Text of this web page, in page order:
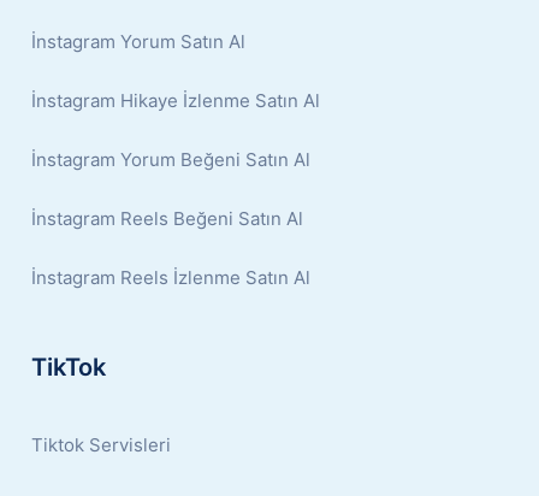
İnstagram Yorum Satın Al
İnstagram Hikaye İzlenme Satın Al
İnstagram Yorum Beğeni Satın Al
İnstagram Reels Beğeni Satın Al
İnstagram Reels İzlenme Satın Al
TikTok
Tiktok Servisleri